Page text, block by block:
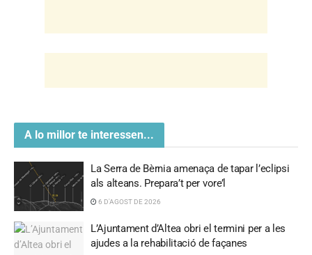
A lo millor te interessen...
La Serra de Bèrnia amenaça de tapar l’eclipsi
als alteans. Prepara’t per vore’l
6 D'AGOST DE 2026
L’Ajuntament d’Altea obri el termini per a les
ajudes a la rehabilitació de façanes